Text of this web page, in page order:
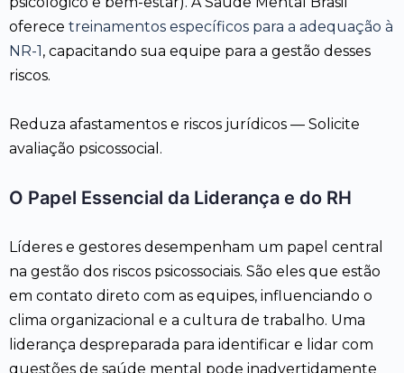
oferece treinamentos específicos para a adequação à
NR-1, capacitando sua equipe para a gestão desses
riscos.
Reduza afastamentos e riscos jurídicos — Solicite
avaliação psicossocial.
O Papel Essencial da Liderança e do RH
Líderes e gestores desempenham um papel central
na gestão dos riscos psicossociais. São eles que estão
em contato direto com as equipes, influenciando o
clima organizacional e a cultura de trabalho. Uma
liderança despreparada para identificar e lidar com
questões de saúde mental pode inadvertidamente